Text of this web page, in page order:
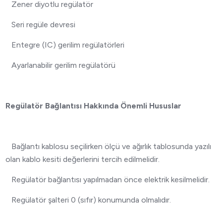
Zener diyotlu regülatör
Seri regüle devresi
Entegre (IC) gerilim regülatörleri
Ayarlanabilir gerilim regülatörü
Regülatör Bağlantısı Hakkında Önemli Hususlar
Bağlantı kablosu seçilirken ölçü ve ağırlık tablosunda yazılı
olan kablo kesiti değerlerini tercih edilmelidir.
Regülatör bağlantısı yapılmadan önce elektrik kesilmelidir.
Regülatör şalteri 0 (sıfır) konumunda olmalıdır.